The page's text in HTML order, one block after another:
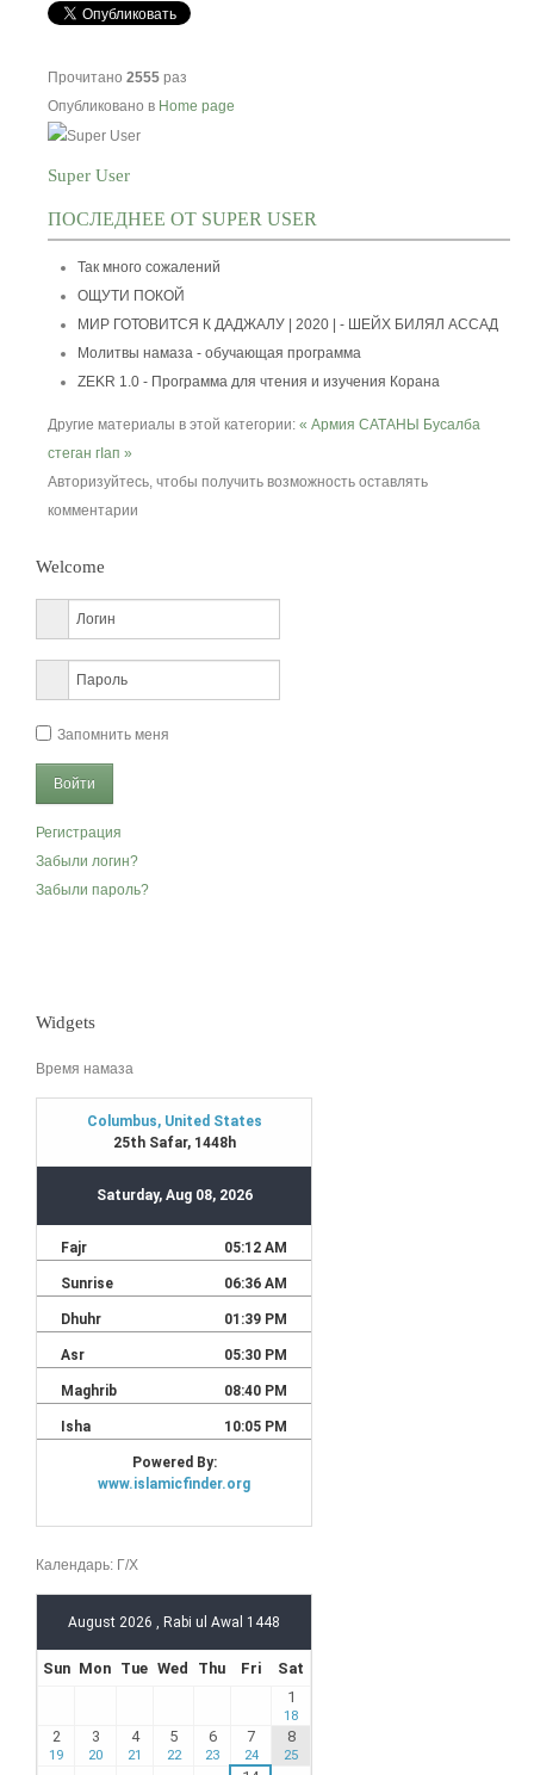
Прочитано 2555 раз
Опубликовано в Home page
Super User
ПОСЛЕДНЕЕ ОТ SUPER USER
Так много сожалений
ОЩУТИ ПОКОЙ
МИР ГОТОВИТСЯ К ДАДЖАЛУ | 2020 | - ШЕЙХ БИЛЯЛ АССАД
Молитвы намаза - обучающая программа
ZEKR 1.0 - Программа для чтения и изучения Корана
Другие материалы в этой категории: « Армия САТАНЫ Бусалба
стеган гIап »
Авторизуйтесь, чтобы получить возможность оставлять
комментарии
Welcome
Запомнить меня
Регистрация
Забыли логин?
Забыли пароль?
Widgets
Время намаза
Календарь: Г/Х